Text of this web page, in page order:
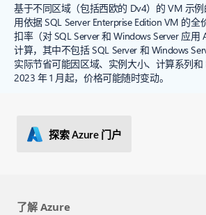
基于不同区域（包括西欧的 Dv4）的 VM 示
用依据 SQL Server Enterprise Edition VM 的
扣率（对 SQL Server 和 Windows Server 应用
计算，其中不包括 SQL Server 和 Windows
实际节省可能因区域、实例大小、计算系列和
2023 年 1 月起，价格可能随时变动。
探索 Azure 门户
了解 Azure